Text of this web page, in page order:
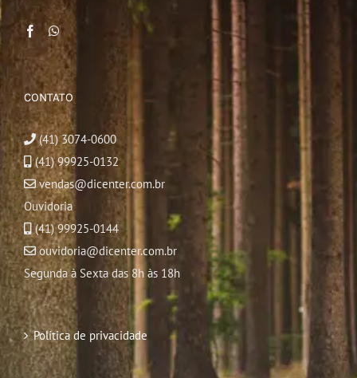
CONTATO
(41) 3074-0600
(41) 99925-0132
vendas@dicenter.com.br
Ouvidoria
(41) 99925-0144
ouvidoria@dicenter.com.br
Segunda à Sexta das 8h às 18h
Política de privacidade